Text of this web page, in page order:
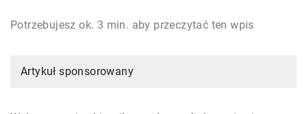
Potrzebujesz ok. 3 min. aby przeczytać ten wpis
Artykuł sponsorowany